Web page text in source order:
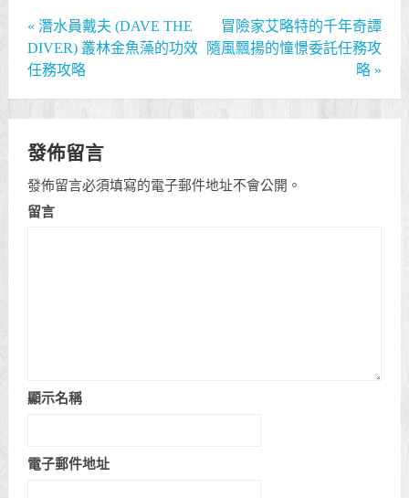
« 潛水員戴夫 (DAVE THE
DIVER) 叢林金魚藻的功效
任務攻略
冒險家艾略特的千年奇譚
隨風飄揚的憧憬委託任務攻
略 »
發佈留言
發佈留言必須填寫的電子郵件地址不會公開。
留言
顯示名稱
電子郵件地址